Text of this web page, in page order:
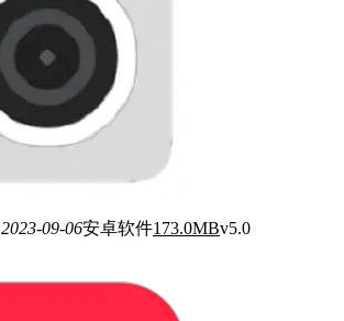
2023-09-06安卓软件173.0MBv5.0